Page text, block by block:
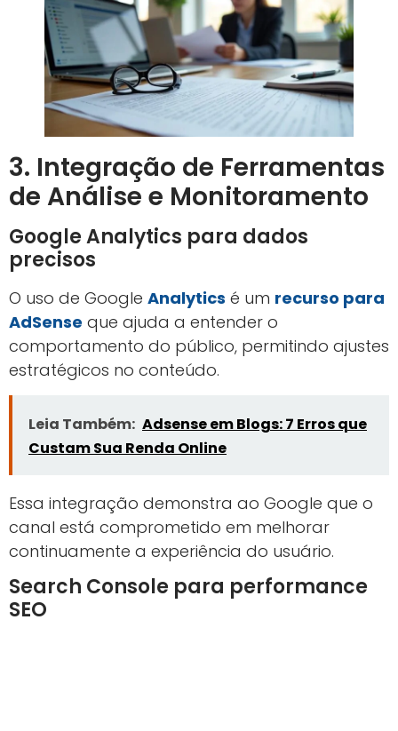
3. Integração de Ferramentas
de Análise e Monitoramento
Google Analytics para dados
precisos
O uso de Google Analytics é um recurso para
AdSense que ajuda a entender o
comportamento do público, permitindo ajustes
estratégicos no conteúdo.
Leia Também: Adsense em Blogs: 7 Erros que
Custam Sua Renda Online
Essa integração demonstra ao Google que o
canal está comprometido em melhorar
continuamente a experiência do usuário.
Search Console para performance
SEO